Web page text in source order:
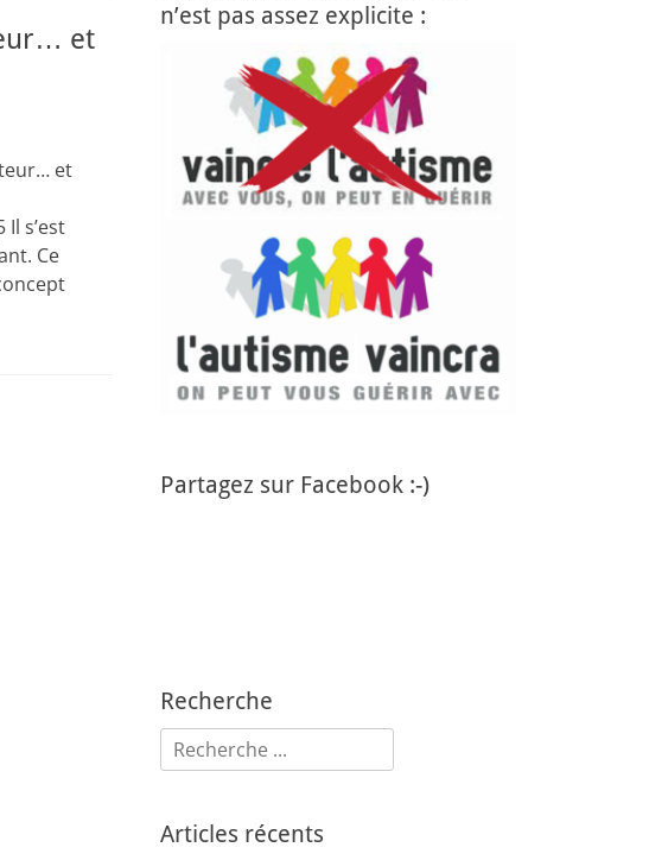
et
et
s’est
Ce
n’est pas assez explicite :
Partagez sur Facebook :-)
Recherche
Rechercher :
Articles récents